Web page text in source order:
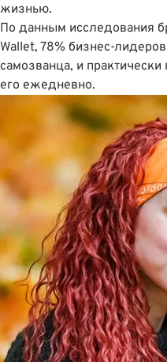
жизнью.
По данным исследования
Wallet, 78% бизнес-
самозванца, и
его ежедневно.